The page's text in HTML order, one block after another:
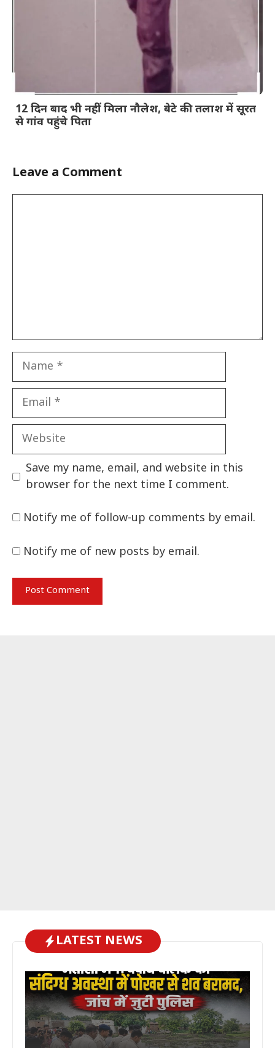
12 दिन बाद भी नहीं मिला नौलेश, बेटे की तलाश में सूरत
से गांव पहुंचे पिता
Leave a Comment
Name
Email
Website
Save my name, email, and website in this
browser for the next time I comment.
Notify me of follow-up comments by email.
Notify me of new posts by email.
LATEST NEWS